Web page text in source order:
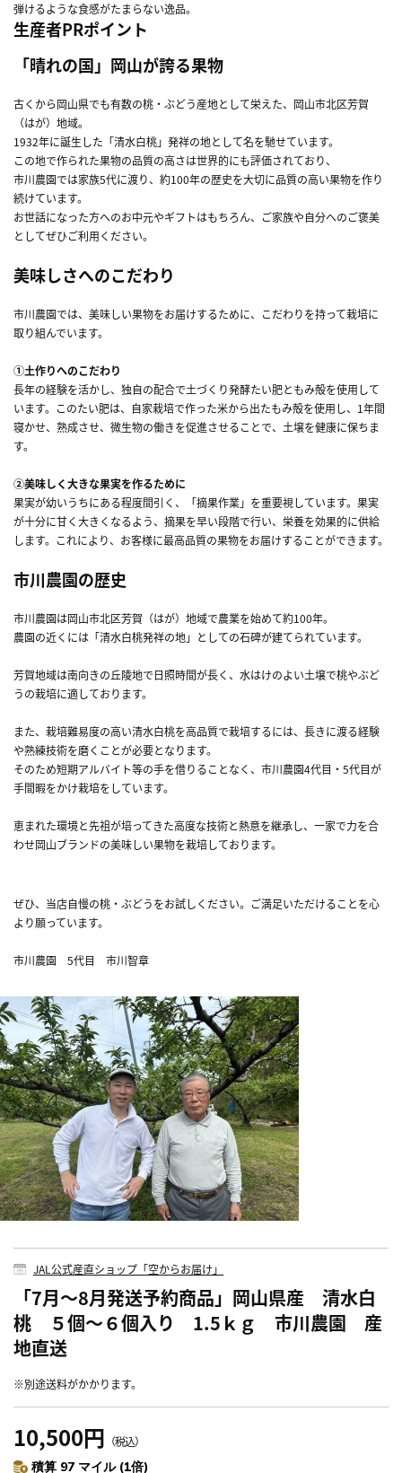
弾けるような食感がたまらない逸品。
生産者PRポイント
「晴れの国」岡山が誇る果物
古くから岡山県でも有数の桃・ぶどう産地として栄えた、岡山市北区芳賀
（はが）地域。
1932年に誕生した「清水白桃」発祥の地として名を馳せています。
この地で作られた果物の品質の高さは世界的にも評価されており、
市川農園では家族5代に渡り、約100年の歴史を大切に品質の高い果物を作り
続けています。
お世話になった方へのお中元やギフトはもちろん、ご家族や自分へのご褒美
としてぜひご利用ください。
美味しさへのこだわり
市川農園では、美味しい果物をお届けするために、こだわりを持って栽培に
取り組んでいます。
①土作りへのこだわり
長年の経験を活かし、独自の配合で土づくり発酵たい肥ともみ殻を使用して
います。このたい肥は、自家栽培で作った米から出たもみ殻を使用し、1年間
寝かせ、熟成させ、微生物の働きを促進させることで、土壌を健康に保ちま
す。
②美味しく大きな果実を作るために
果実が幼いうちにある程度間引く、「摘果作業」を重要視しています。果実
が十分に甘く大きくなるよう、摘果を早い段階で行い、栄養を効果的に供給
します。これにより、お客様に最高品質の果物をお届けすることができます。
市川農園の歴史
市川農園は岡山市北区芳賀（はが）地域で農業を始めて約100年。
農園の近くには「清水白桃発祥の地」としての石碑が建てられています。
芳賀地域は南向きの丘陵地で日照時間が長く、水はけのよい土壌で桃やぶど
うの栽培に適しております。
また、栽培難易度の高い清水白桃を高品質で栽培するには、長きに渡る経験
や熟練技術を磨くことが必要となります。
そのため短期アルバイト等の手を借りることなく、市川農園4代目・5代目が
手間暇をかけ栽培をしています。
恵まれた環境と先祖が培ってきた高度な技術と熱意を継承し、一家で力を合
わせ岡山ブランドの美味しい果物を栽培しております。
ぜひ、当店自慢の桃・ぶどうをお試しください。ご満足いただけることを心
より願っています。
市川農園 5代目 市川智章
JAL公式産直ショップ「空からお届け」
「7月～8月発送予約商品」岡山県産 清水白
桃 ５個～６個入り 1.5ｋｇ 市川農園 産
地直送
※別途送料がかかります。
10,500円 （税込）
積算 97 マイル (1倍)